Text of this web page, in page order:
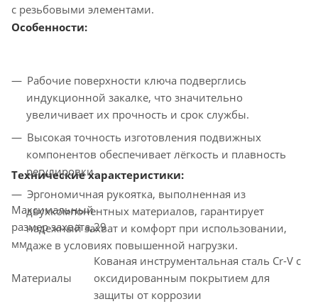
с резьбовыми элементами.
Особенности:
Рабочие поверхности ключа подверглись
индукционной закалке, что значительно
увеличивает их прочность и срок службы.
Высокая точность изготовления подвижных
компонентов обеспечивает лёгкость и плавность
регулировки.
Эргономичная рукоятка, выполненная из
двухкомпонентных материалов, гарантирует
надежный захват и комфорт при использовании,
даже в условиях повышенной нагрузки.
Технические характеристики:
Максимальный
размер захвата,
мм
29
Материалы
Кованая инструментальная сталь Cr-V с
оксидированным покрытием для
защиты от коррозии